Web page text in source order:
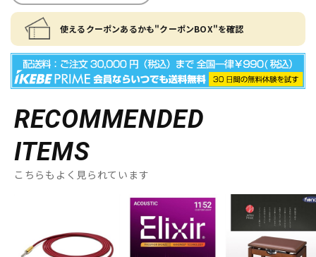
使えるクーポンあるかも"クーポンBOX"を確認
RECOMMENDED
ITEMS
こちらもよく見られています